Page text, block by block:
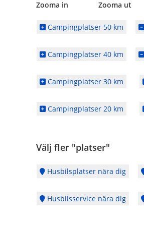
Zooma in Zooma ut
Campingplatser 50 km
Campingplatser 40 km
Campingplatser 30 km
Campingplatser 20 km
Välj fler "platser"
Husbilsplatser nära dig
Husbilsservice nära dig